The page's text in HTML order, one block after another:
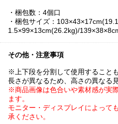
・梱包数：4個口
・梱包サイズ：
1.5×99×13cm(26.2kg)/
その他・注意事項
※上下段を分割して使用すること
長さが異なるため、高さの異なる
※商品画像は色合いや素材感が実
ます。
モニター・ディスプレイによって
承ください。